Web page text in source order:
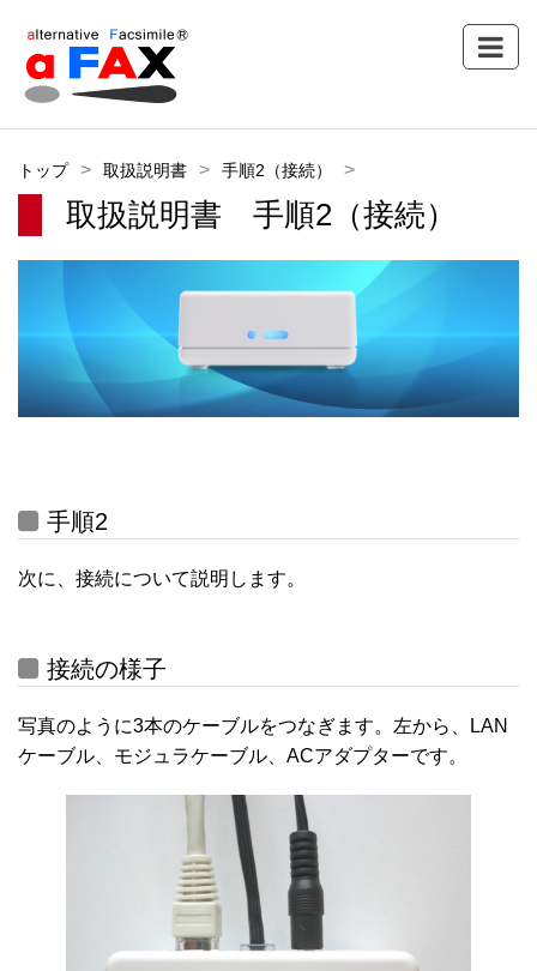
トップ 取扱説明書 手順2（接続）
取扱説明書 手順2（接続）
手順2
次に、接続について説明します。
接続の様子
写真のように3本のケーブルをつなぎます。左から、LAN
ケーブル、モジュラケーブル、ACアダプターです。